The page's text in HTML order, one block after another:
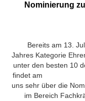
Nominierung
Bereits am 13. Juli
Jahres Kategorie
unter den besten 10
findet am
uns sehr über die
im Bereich